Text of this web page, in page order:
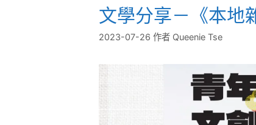
文學分享－《本地
2023-07-26 作者 Queenie Tse